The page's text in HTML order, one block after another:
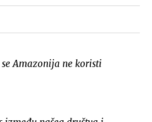
Amazonija ne koristi